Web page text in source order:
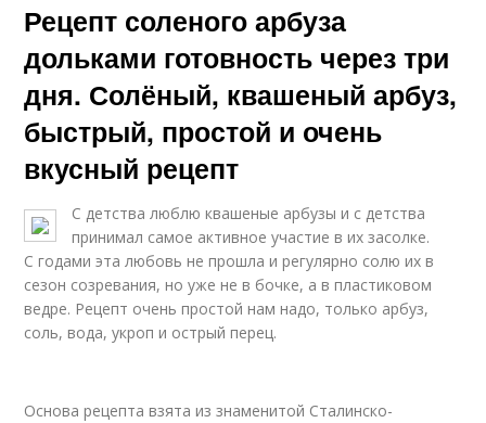
Рецепт соленого арбуза
дольками готовность через три
дня. Солёный, квашеный арбуз,
быстрый, простой и очень
вкусный рецепт
С детства люблю квашеные арбузы и с детства
принимал самое активное участие в их засолке.
С годами эта любовь не прошла и регулярно солю их в
сезон созревания, но уже не в бочке, а в пластиковом
ведре. Рецепт очень простой нам надо, только арбуз,
соль, вода, укроп и острый перец.
Основа рецепта взята из знаменитой Сталинско-